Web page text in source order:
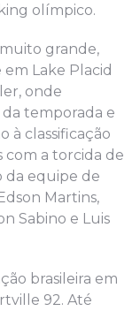
olímpico.
grande,
Lake Placid
onde
temporada e
à classificação
com a torcida de
da equipe de
Martins,
Sabino e Luis
brasileira em
92. Até